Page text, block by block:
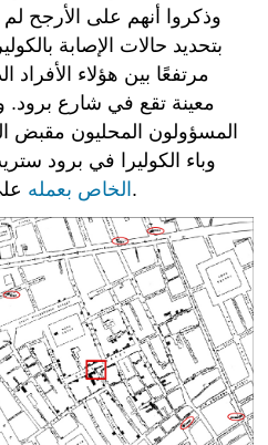
وذكروا أنهم على الأرجح لم
بتحديد حالات الإصابة
مرتفعًا بين هؤلاء
معينة تقع في شارع برود.
المسؤولون المحليون مقبض
وباء الكوليرا في برود
الخاص بعملهعلى روابط ومعلومات إضافية.